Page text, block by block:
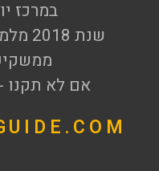
במרכז יוון
שנת
אם לא תקנו